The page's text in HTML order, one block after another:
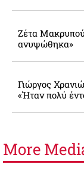
Ζέτα
ανυψώθηκα»
Γιώργος
«Ήταν πολύ
More